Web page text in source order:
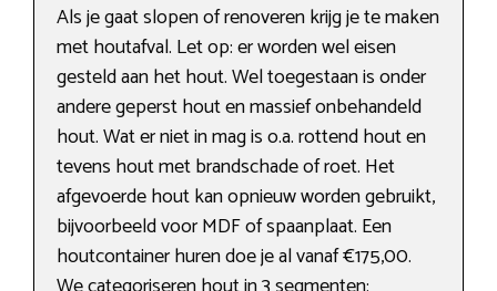
Als je gaat slopen of renoveren krijg je te maken
met houtafval. Let op: er worden wel eisen
gesteld aan het hout. Wel toegestaan is onder
andere geperst hout en massief onbehandeld
hout. Wat er niet in mag is o.a. rottend hout en
tevens hout met brandschade of roet. Het
afgevoerde hout kan opnieuw worden gebruikt,
bijvoorbeeld voor MDF of spaanplaat. Een
houtcontainer huren doe je al vanaf €175,00.